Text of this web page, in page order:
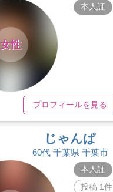
女性
本人証
プロフィールを見る
じゃんぱ
60代 千葉県 千葉市
本人証
投稿 1件